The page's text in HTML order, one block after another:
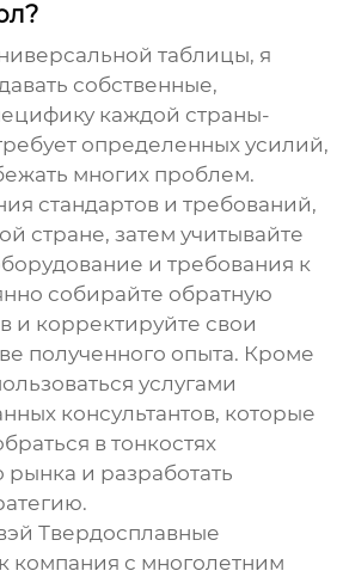
таблицы, я
собственные,
каждой страны-
определенных усилий,
многих проблем.
стандартов и требований,
стране, затем учитывайте
и требования к
собирайте обратную
и корректируйте свои
полученного опыта. Кроме
услугами
консультантов, которые
в тонкостях
и разработать
Твердосплавные
компания с многолетним